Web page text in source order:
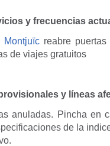
y frecuencias
Montjuïc reabre
de viajes gratuitos
y líneas
anuladas. Pincha en
de la